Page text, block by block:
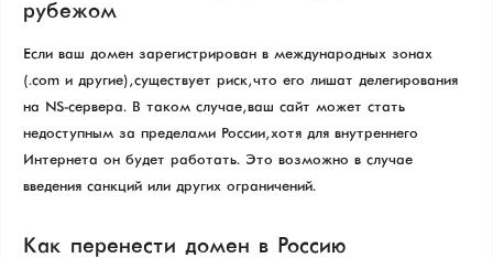
рубежом
Если ваш домен зарегистрирован в международных зонах
(.com и другие), существует риск, что его лишат делегирования
на NS-сервера. В таком случае, ваш сайт может стать
недоступным за пределами России, хотя для внутреннего
Интернета он будет работать. Это возможно в случае
введения санкций или других ограничений.
Как перенести домен в Россию